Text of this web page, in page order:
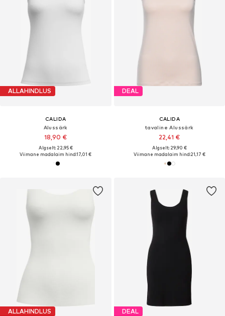
ALLAHINDLUS
CALIDA
Alussärk
18,90 €
Algselt: 22,95 €
Viimane madalaim hind:17,01 €
DEAL
CALIDA
tavaline Alussärk
22,41 €
Algselt: 29,90 €
Viimane madalaim hind:21,17 €
ALLAHINDLUS DEAL